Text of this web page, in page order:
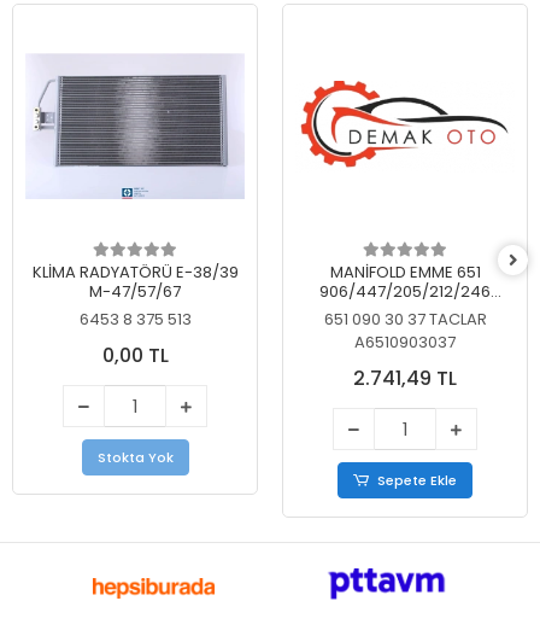
KLİMA RADYATÖRÜ E-38/39
M-47/57/67
6453 8 375 513
0,00 TL
Stokta Yok
MANİFOLD EMME 651
906/447/205/212/246
KELEBEKSİZ
651 090 30 37 TACLAR
A6510903037
2.741,49 TL
Sepete Ekle